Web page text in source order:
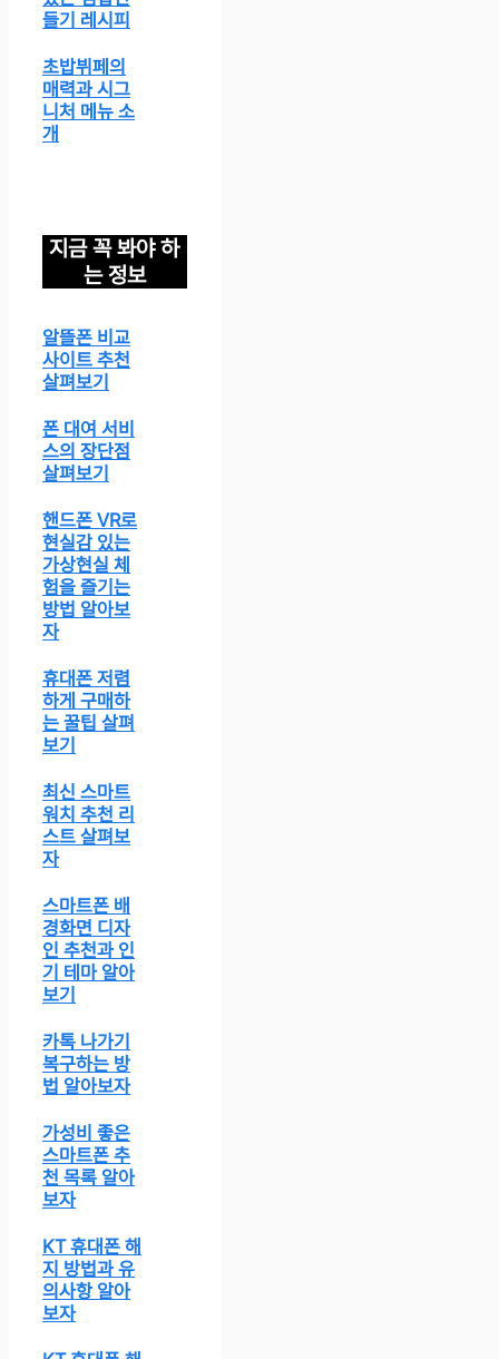
들기 레시피
초밥뷔페의
매력과 시그
니처 메뉴 소
개
지금 꼭 봐야 하
는 정보
알뜰폰 비교
사이트 추천
살펴보기
폰 대여 서비
스의 장단점
살펴보기
핸드폰 VR로
현실감 있는
가상현실 체
험을 즐기는
방법 알아보
자
휴대폰 저렴
하게 구매하
는 꿀팁 살펴
보기
최신 스마트
워치 추천 리
스트 살펴보
자
스마트폰 배
경화면 디자
인 추천과 인
기 테마 알아
보기
카톡 나가기
복구하는 방
법 알아보자
가성비 좋은
스마트폰 추
천 목록 알아
보자
KT 휴대폰 해
지 방법과 유
의사항 알아
보자